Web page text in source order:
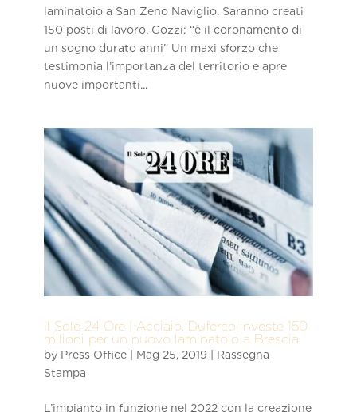
laminatoio a San Zeno Naviglio. Saranno creati
150 posti di lavoro. Gozzi: “è il coronamento di
un sogno durato anni” Un maxi sforzo che
testimonia l’importanza del territorio e apre
nuove importanti...
Il Sole 24 Ore | Acciaio, Duferco investe 150
milioni per un nuovo laminatoio a Brescia
by Press Office| Mag 25, 2019| Rassegna
Stampa
L’impianto in funzione nel 2022 con la creazione